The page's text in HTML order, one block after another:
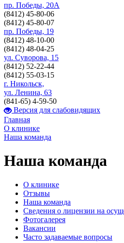
пр. Победы, 20А
(8412) 45-80-06
(8412) 45-80-07
пр. Победы, 19
(8412) 48-10-00
(8412) 48-04-25
ул. Суворова, 15
(8412) 52-22-44
(8412) 55-03-15
г. Никольск,
ул. Ленина, 63
(841-65) 4-59-50
Версия для слабовидящих
Главная
О клинике
Наша команда
Наша команда
О клинике
Отзывы
Наша команда
Сведения о лицензии на
Фотогалерея
Вакансии
Часто задаваемые вопросы